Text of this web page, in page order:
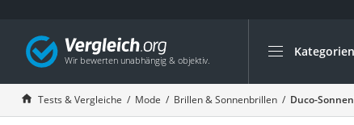
Kategorien
Die beliebtesten
Mode
Boxershorts
Tests & Vergleiche Mode Brillen & Sonnenbrillen Duco-